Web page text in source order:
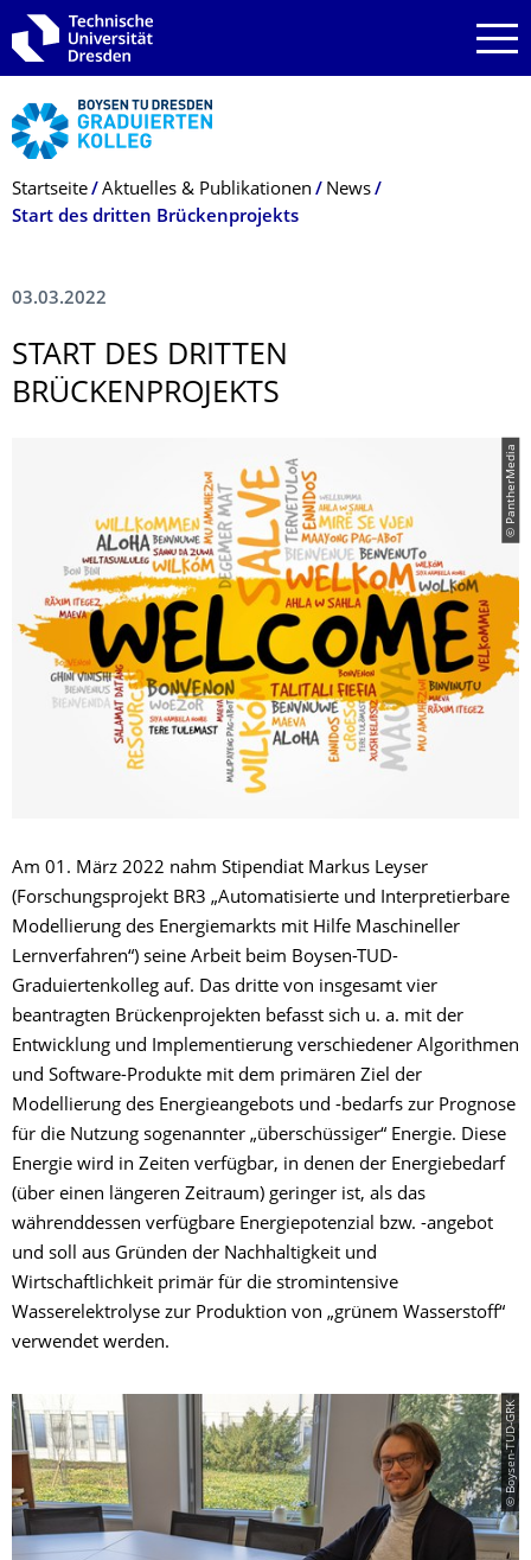
Zur Hauptnavigation springen
Zur Suche springen
Zum Inhalt springen
Breadcrumb-Menü
Startseite Aktuelles & Publikationen
News
Start des dritten Brückenprojekts
03.03.2022
START DES DRITTEN
BRÜCKENPROJEKTS
© PantherMedia
Am 01. März 2022 nahm Stipendiat Markus Leyser
(Forschungsprojekt BR3 „Automatisierte und Interpretierbare
Modellierung des Energiemarkts mit Hilfe Maschineller
Lernverfahren“) seine Arbeit beim Boysen-TUD-
Graduiertenkolleg auf. Das dritte von insgesamt vier
beantragten Brückenprojekten befasst sich u. a. mit der
Entwicklung und Implementierung verschiedener Algorithmen
und Software-Produkte mit dem primären Ziel der
Modellierung des Energieangebots und -bedarfs zur Prognose
für die Nutzung sogenannter „überschüssiger“ Energie. Diese
Energie wird in Zeiten verfügbar, in denen der Energiebedarf
(über einen längeren Zeitraum) geringer ist, als das
währenddessen verfügbare Energiepotenzial bzw. -angebot
und soll aus Gründen der Nachhaltigkeit und
Wirtschaftlichkeit primär für die stromintensive
Wasserelektrolyse zur Produktion von „grünem Wasserstoff“
verwendet werden.
© Boysen-TUD-GRK